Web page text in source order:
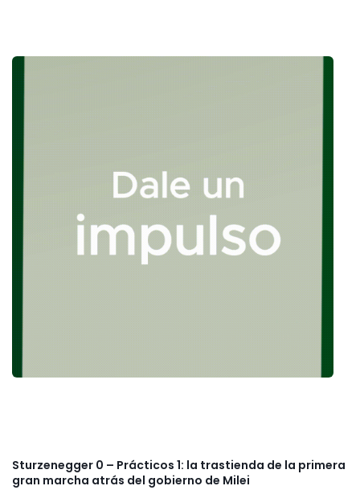
Sturzenegger 0 – Prácticos 1: la trastienda de la primera
gran marcha atrás del gobierno de Milei